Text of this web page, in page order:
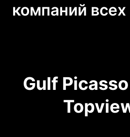
компаний
Gulf